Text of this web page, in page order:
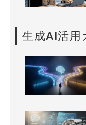
生成AI活用